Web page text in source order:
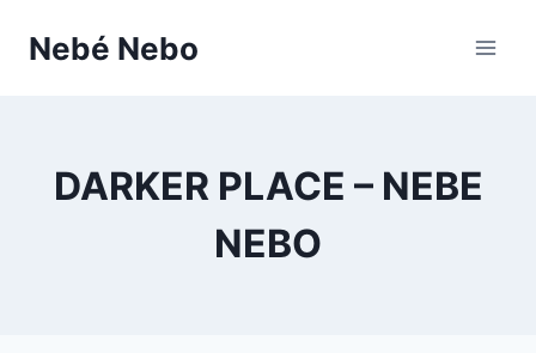
Nebé Nebo
DARKER PLACE – NEBE
NEBO